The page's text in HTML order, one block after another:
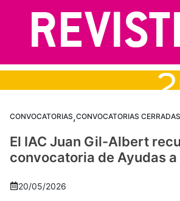
CONVOCATORIAS,CONVOCATORIAS CERRADAS
El IAC Juan Gil-Albert
convocatoria de Ayudas
20/05/2026